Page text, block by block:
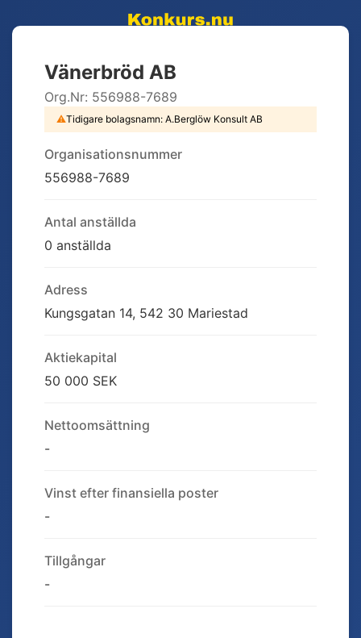
Vänerbröd AB
Org.Nr: 556988-7689
⚠Tidigare bolagsnamn: A.Berglöw Konsult AB
Organisationsnummer
556988-7689
Antal anställda
0 anställda
Adress
Kungsgatan 14, 542 30 Mariestad
Aktiekapital
50 000 SEK
Nettoomsättning
-
Vinst efter finansiella poster
-
Tillgångar
-